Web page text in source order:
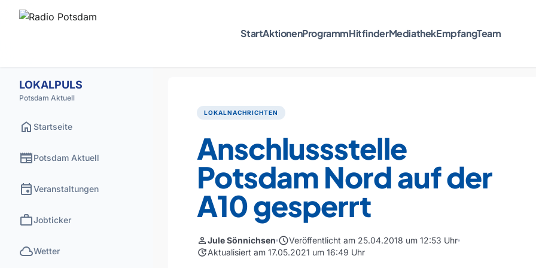
StartAktionenProgrammHitfinderMediathekEmpfangTeam
LOKALPULS
Potsdam Aktuell
home Startseite
newspaperPotsdam Aktuell
eventVeranstaltungen
workJobticker
cloudWetter
LOKALNACHRICHTEN
Anschlussstelle
Potsdam Nord auf der
A10 gesperrt
personJule Sönnichsen scheduleVeröffentlicht am 25.04.2018 um 12:53 Uhr
updateAktualisiert am 17.05.2021 um 16:49 Uhr